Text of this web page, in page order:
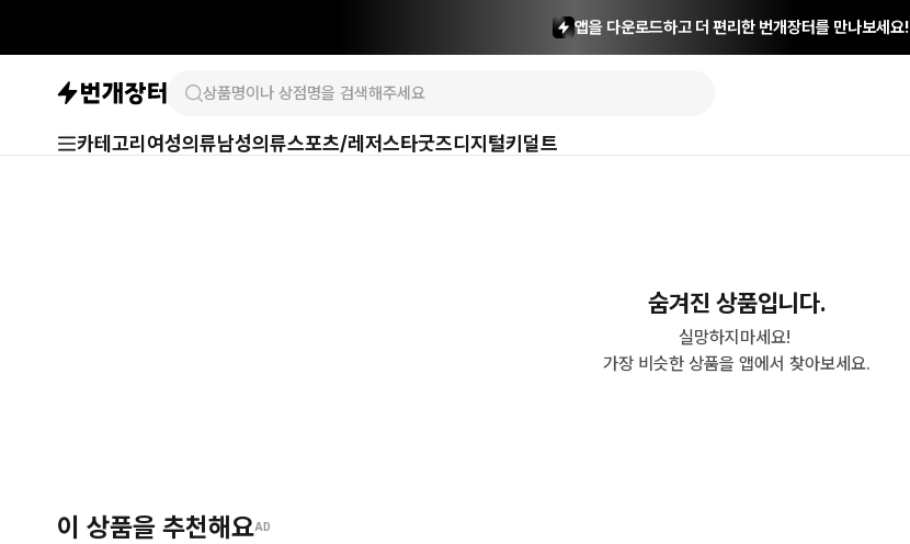
앱을 다운로드하고 더 편리한 번개장터를 만나보세요!
카테고리 여성의류남성의류스포츠/레저스타굿즈디지털키덜트
숨겨진 상품입니다.
실망하지마세요!
가장 비슷한 상품을 앱에서 찾아보세요.
이 상품을 추천해요AD